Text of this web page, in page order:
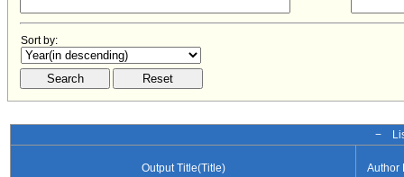
Sort by:
−
Output Title(Title) Author